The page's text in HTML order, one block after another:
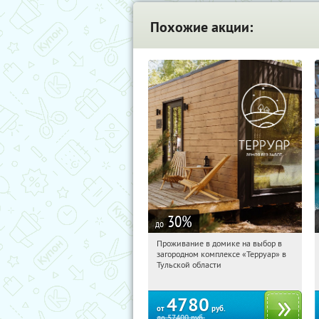
Похожие акции:
до 30%
02:33:38 Купили:
Тульская обл., Ясногорский р-н, с.
Проживание в домике на выбор в
загородном комплексе «Терруар» в
Тульской области
от 4780 руб.